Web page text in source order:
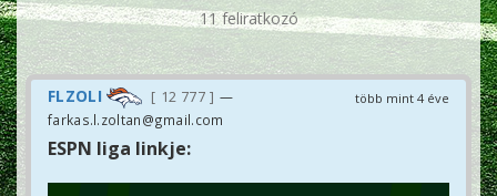
11 feliratkozó
több mint 4 éve
FLZOLI 12 777
—
farkas.l.zoltan@gmail.com
ESPN liga linkje: